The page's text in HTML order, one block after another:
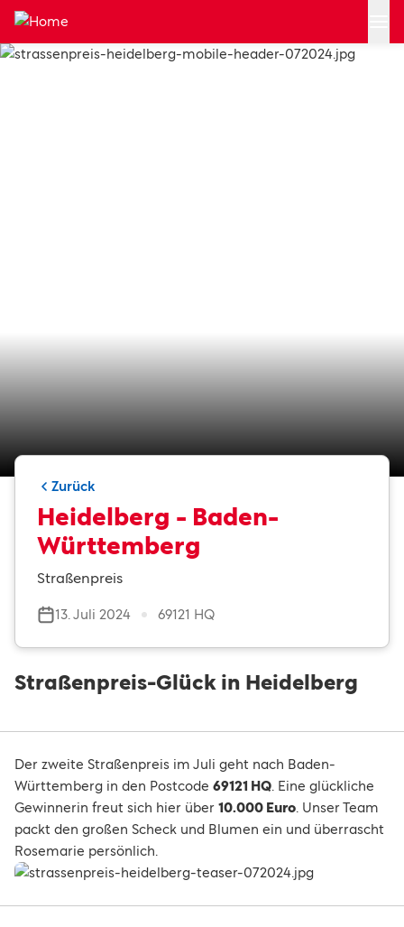
Zum Hauptinhalt springen
Zurück
Heidelberg - Baden-
Württemberg
Straßenpreis
13. Juli 2024 69121 HQ
Straßenpreis-Glück in Heidelberg
Der zweite Straßenpreis im Juli geht nach Baden-
Württemberg in den Postcode 69121 HQ. Eine glückliche
Gewinnerin freut sich hier über 10.000 Euro. Unser Team
packt den großen Scheck und Blumen ein und überrascht
Rosemarie persönlich.